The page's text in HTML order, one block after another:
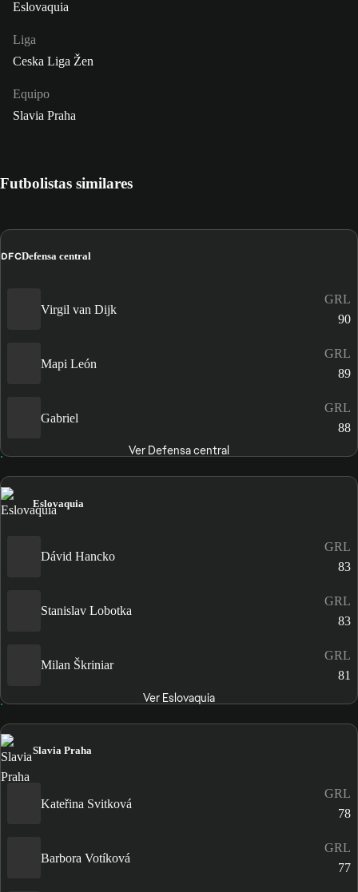
Eslovaquia
Liga
Ceska Liga Žen
Equipo
Slavia Praha
Futbolistas similares
DFCDefensa central
Virgil van Dijk
GRL
90
Mapi León
GRL
89
Gabriel
GRL
88
Ver Defensa central
Eslovaquia
Dávid Hancko
GRL
83
Stanislav Lobotka
GRL
83
Milan Škriniar
GRL
81
Ver Eslovaquia
Slavia Praha
Kateřina Svitková
GRL
78
Barbora Votíková
GRL
77